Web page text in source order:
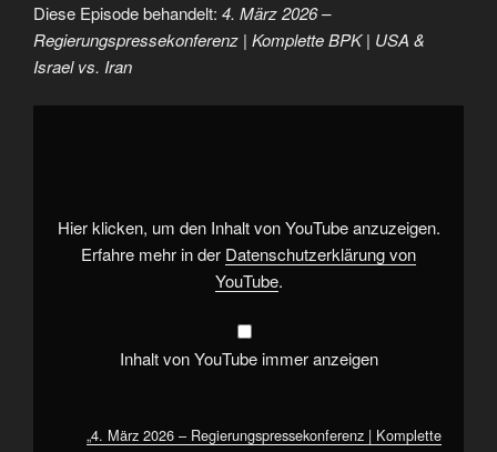
Diese Episode behandelt: 4. März 2026 –
Regierungspressekonferenz | Komplette BPK | USA &
Israel vs. Iran
„4.
BPKHier klicken, um den Inhalt von YouTube anzuzeigen.
Erfahre mehr in der Datenschutzerklärung von
YouTube.
Inhalt von YouTube immer anzeigen
„4. März 2026 – Regierungspressekonferenz | Komplette